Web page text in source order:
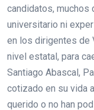
candidatos,
universitario ni
en los dirigentes de
nivel estatal, para
Santiago Abascal,
cotizado en su vida
querido o no han